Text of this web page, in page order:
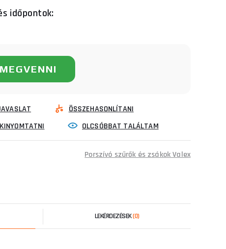
időpontok:
MEGVENNI
ÖSSZEHASONLÍTANI
KINYOMTATNI OLCSÓBBAT TALÁLTAM
Porszívó szűrők és zsákok Valex
LEKÉRDEZÉSEK(0)